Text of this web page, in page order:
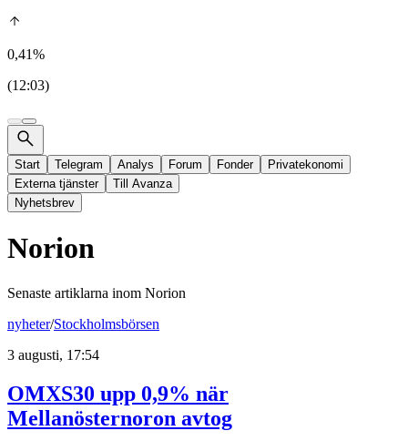
0,41%
(12:03)
Start Telegram Analys Forum Fonder
Privatekonomi
Externa tjänster
Till Avanza
Nyhetsbrev
Norion
Senaste artiklarna inom Norion
nyheter/Stockholmsbörsen
3 augusti, 17:54
OMXS30 upp 0,9% när
Mellanösternoron avtog